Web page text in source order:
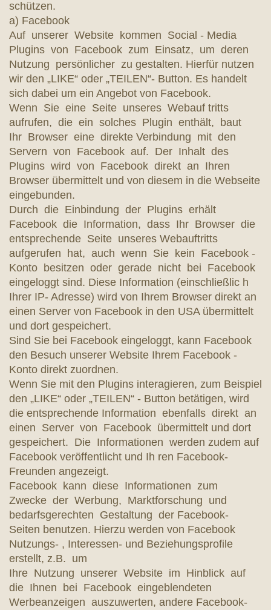
schützen.
a) Facebook
Auf unserer Website kommen Social - Media
Plugins von Facebook zum Einsatz, um deren
Nutzung persönlicher zu gestalten. Hierfür nutzen
wir den „LIKE“ oder „TEILEN“- Button. Es handelt
sich dabei um ein Angebot von Facebook.
Wenn Sie eine Seite unseres Webauf tritts
aufrufen, die ein solches Plugin enthält, baut
Ihr Browser eine direkte Verbindung mit den
Servern von Facebook auf. Der Inhalt des
Plugins wird von Facebook direkt an Ihren
Browser übermittelt und von diesem in die Webseite
eingebunden.
Durch die Einbindung der Plugins erhält
Facebook die Information, dass Ihr Browser die
entsprechende Seite unseres Webauftritts
aufgerufen hat, auch wenn Sie kein Facebook -
Konto besitzen oder gerade nicht bei Facebook
eingeloggt sind. Diese Information (einschließlic h
Ihrer IP- Adresse) wird von Ihrem Browser direkt an
einen Server von Facebook in den USA übermittelt
und dort gespeichert.
Sind Sie bei Facebook eingeloggt, kann Facebook
den Besuch unserer Website Ihrem Facebook -
Konto direkt zuordnen.
Wenn Sie mit den Plugins interagieren, zum Beispiel
den „LIKE“ oder „TEILEN“ - Button betätigen, wird
die entsprechende Information ebenfalls direkt an
einen Server von Facebook übermittelt und dort
gespeichert. Die Informationen werden zudem auf
Facebook veröffentlicht und Ih ren Facebook-
Freunden angezeigt.
Facebook kann diese Informationen zum
Zwecke der Werbung, Marktforschung und
bedarfsgerechten Gestaltung der Facebook-
Seiten benutzen. Hierzu werden von Facebook
Nutzungs- , Interessen- und Beziehungsprofile
erstellt, z.B. um
Ihre Nutzung unserer Website im Hinblick auf
die Ihnen bei Facebook eingeblendeten
Werbeanzeigen auszuwerten, andere Facebook-